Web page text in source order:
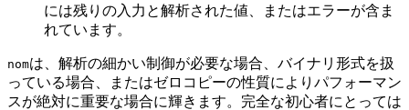
には残りの入力と解析された値、またはエラーが含ま
れています。
nomは、解析の細かい制御が必要な場合、バイナリ形式を扱
っている場合、またはゼロコピーの性質によりパフォーマン
スが絶対に重要な場合に輝きます。完全な初心者にとっては